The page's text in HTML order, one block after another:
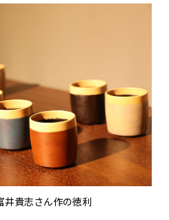
井貴志さん作の徳利